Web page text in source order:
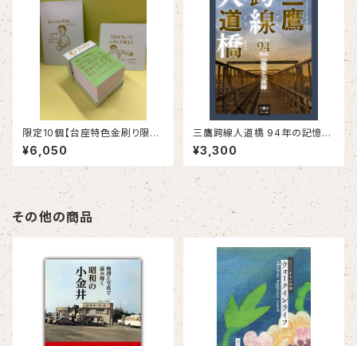
限定10個【台座特色金刷り限定
版】キン・シオタニ PRESENTS
ムリしないけど時にがんばる日
めくりカレンダー2026
¥6,050
三鷹跨線人道橋 94年の記憶と
記録
¥3,300
その他の商品